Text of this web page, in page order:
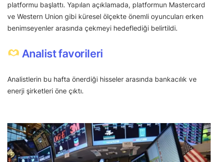
platformu başlattı. Yapılan açıklamada, platformun Mastercard
ve Western Union gibi küresel ölçekte önemli oyuncuları erken
benimseyenler arasında çekmeyi hedeflediği belirtildi.
Analist favorileri
Analistlerin bu hafta önerdiği hisseler arasında bankacılık ve
enerji şirketleri öne çıktı.